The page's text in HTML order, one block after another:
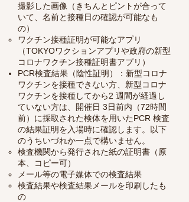
撮影した画像（きちんとピントが合って
いて、名前と接種日の確認が可能なも
の）
ワクチン接種証明が可能なアプリ
（TOKYOワクションアプリや政府の新型
コロナワクチン接種証明書アプリ）
PCR検査結果（陰性証明）：新型コロナ
ワクチンを接種できない方、新型コロナ
ワクチンを接種してから2 週間が経過し
ていない方は、開催日 3日前内（72時間
前）に採取された検体を用いたPCR 検査
の結果証明を入場時に確認します。以下
のうちいづれか一点で構いません。
検査機関から発行された紙の証明書（原
本、コピー可）
メール等の電子媒体での検査結果
検査結果や検査結果メールを印刷したも
の